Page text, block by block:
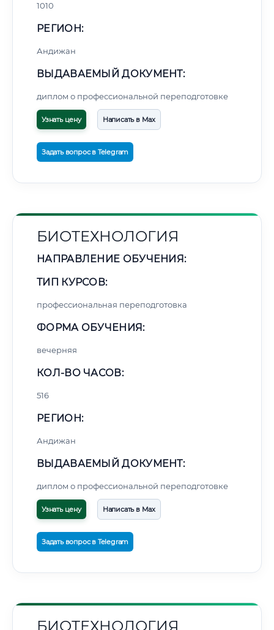
• Маршрут транзита:~1 766 км
• Экспресс-доставка СДЭК / Почтой:
3–4 рабочих дня
📜 Документы и аккредитация
1010
РЕГИОН:
Андижан
ВЫДАВАЕМЫЙ ДОКУМЕНТ:
диплом о профессиональной переподготовке
Узнать цену Написать в Max
Задать вопрос в Telegram
БИОТЕХНОЛОГИЯ
НАПРАВЛЕНИЕ ОБУЧЕНИЯ:
ТИП КУРСОВ:
профессиональная переподготовка
ФОРМА ОБУЧЕНИЯ:
вечерняя
КОЛ-ВО ЧАСОВ:
516
РЕГИОН:
Андижан
ВЫДАВАЕМЫЙ ДОКУМЕНТ:
диплом о профессиональной переподготовке
Узнать цену Написать в Max
Задать вопрос в Telegram
БИОТЕХНОЛОГИЯ